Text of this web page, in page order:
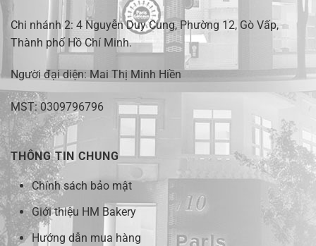
Chi nhánh 2: 4 Nguyễn Duy Cung, Phường 12, Gò Vấp,
Thành phố Hồ Chí Minh.
Người đại diện: Mai Thị Minh Hiền
MST: 0309796796
THÔNG TIN CHUNG
Chính sách bảo mật
Giới thiệu HM Bakery
Hướng dẫn mua hàng